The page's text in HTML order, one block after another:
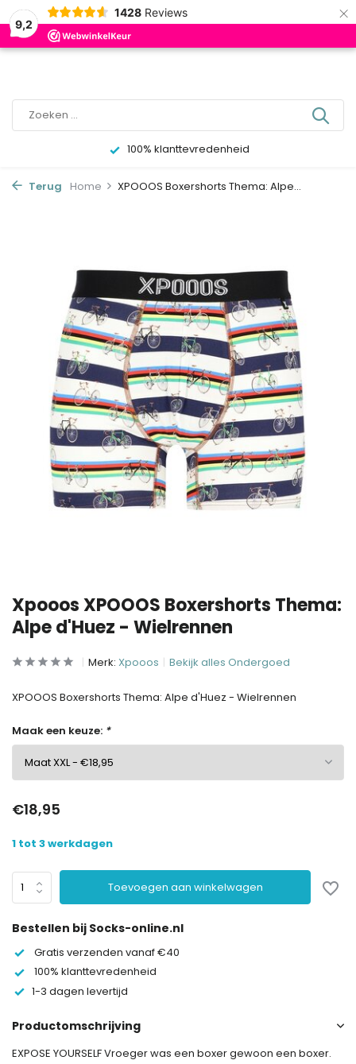
9,2
1428 Reviews ×
0
100% klanttevredenheid
Terug Home XPOOOS Boxershorts Thema: Alpe...
Xpooos XPOOOS Boxershorts Thema:
Alpe d'Huez - Wielrennen
Merk: Xpooos Bekijk alles Ondergoed
XPOOOS Boxershorts Thema: Alpe d'Huez - Wielrennen
Maak een keuze: *
€18,95
1 tot 3 werkdagen
Toevoegen aan winkelwagen
Bestellen bij Socks-online.nl
Gratis verzenden vanaf €40
100% klanttevredenheid
1-3 dagen levertijd
Productomschrijving
EXPOSE YOURSELF Vroeger was een boxer gewoon een boxer.